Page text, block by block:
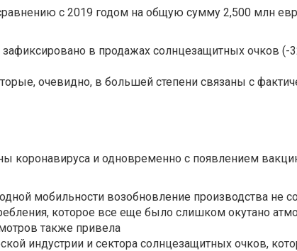
с 2019 годом на общую сумму 2,500 млн
в продажах солнцезащитных очков
очевидно, в большей степени связаны с
коронавируса и одновременно с появлением
мобильности возобновление производства не
которое все еще было слишком окутано
также привела
индустрии и сектора солнцезащитных очков,